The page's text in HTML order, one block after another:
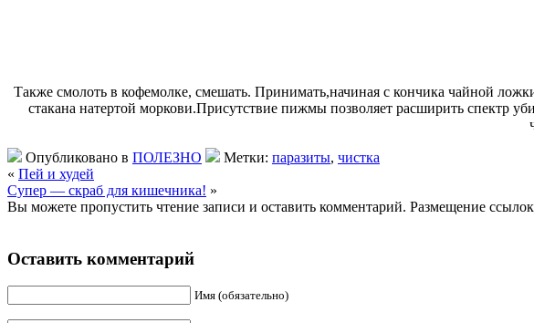
Также смолоть в кофемолке, смешать. Принимать,начиная с кончика чайной
стакана натертой моркови.Присутствие пижмы позволяет расширить спектр
Опубликовано в ПОЛЕЗНО Метки: паразиты, чистка
« Пей и худей
Супер — скраб для кишечника! »
Вы можете пропустить чтение записи и оставить комментарий. Размещение
Оставить комментарий
Имя (обязательно)